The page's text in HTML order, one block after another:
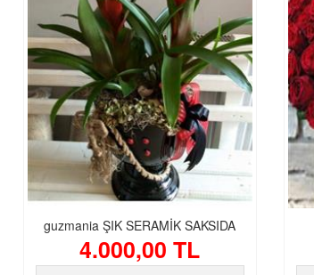
guzmania ŞIK SERAMİK SAKSIDA
4.000,00 TL